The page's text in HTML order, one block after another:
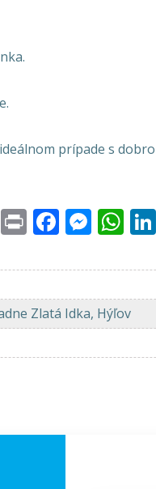
prípade s
EmailPrint
Zlatá Idka, Hýľov